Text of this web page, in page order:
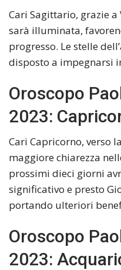
Cari Sagittario, grazie a
sarà illuminata,
progresso. Le stelle
disposto a impegnarsi
Oroscopo
2023:
Cari Capricorno, verso
maggiore chiarezza
prossimi dieci giorni
significativo e presto
portando ulteriori
Oroscopo
2023: